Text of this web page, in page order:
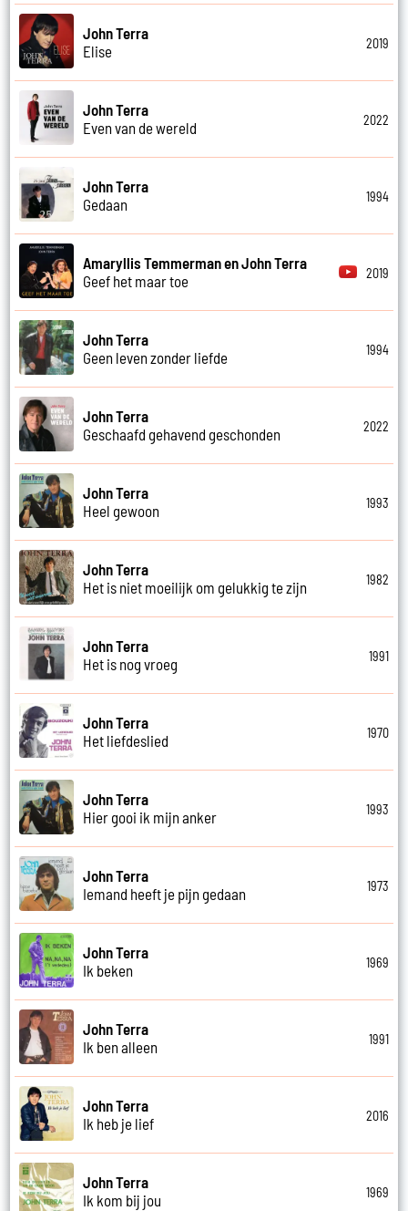
John Terra
Elise
2019
John Terra
Even van de wereld
2022
John Terra
Gedaan
1994
Amaryllis Temmerman en John Terra
Geef het maar toe
2019
John Terra
Geen leven zonder liefde
1994
John Terra
Geschaafd gehavend geschonden
2022
John Terra
Heel gewoon
1993
John Terra
Het is niet moeilijk om gelukkig te zijn
1982
John Terra
Het is nog vroeg
1991
John Terra
Het liefdeslied
1970
John Terra
Hier gooi ik mijn anker
1993
John Terra
Iemand heeft je pijn gedaan
1973
John Terra
Ik beken
1969
John Terra
Ik ben alleen
1991
John Terra
Ik heb je lief
2016
John Terra
Ik kom bij jou
1969